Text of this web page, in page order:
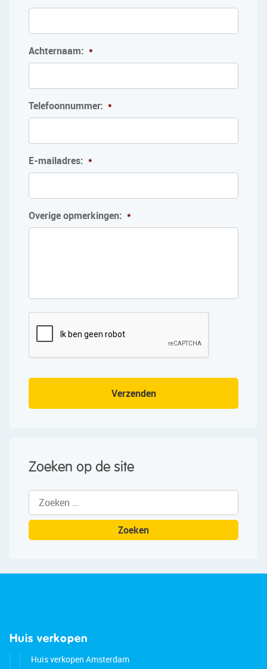
Achternaam: *
Telefoonnummer: *
E-mailadres: *
Overige opmerkingen: *
Verzenden
Zoeken op de site
Zoeken
naar:
Huis verkopen
Huis verkopen Amsterdam